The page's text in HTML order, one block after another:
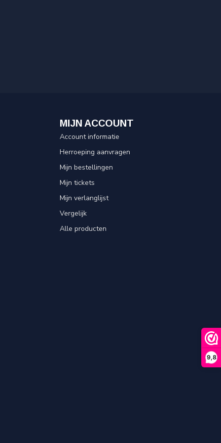
9,8
MIJN ACCOUNT
Account informatie
Herroeping aanvragen
Mijn bestellingen
Mijn tickets
Mijn verlanglijst
Vergelijk
Alle producten